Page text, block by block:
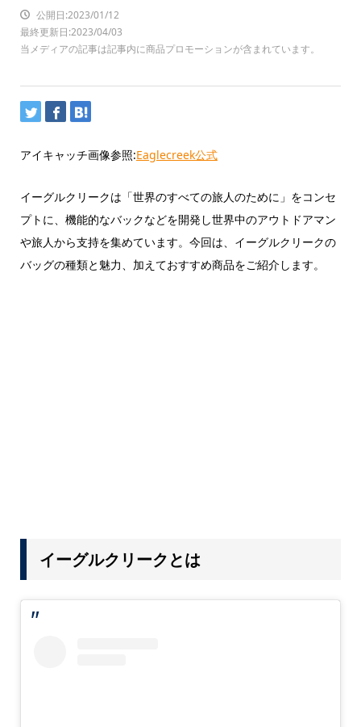
公開日:2023/01/12
最終更新日:2023/04/03
当メディアの記事は記事内に商品プロモーションが含まれています。
アイキャッチ画像参照:Eaglecreek公式
イーグルクリークは「世界のすべての旅人のために」をコンセ
プトに、機能的なバックなどを開発し世界中のアウトドアマン
や旅人から支持を集めています。今回は、イーグルクリークの
バッグの種類と魅力、加えておすすめ商品をご紹介します。
イーグルクリークとは